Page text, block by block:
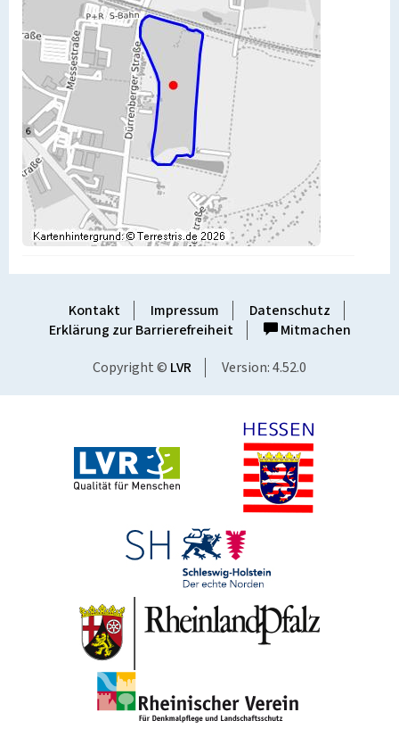
Kontakt Impressum
Datenschutz
Erklärung zur Barrierefreiheit
Mitmachen
Copyright © LVR Version: 4.52.0